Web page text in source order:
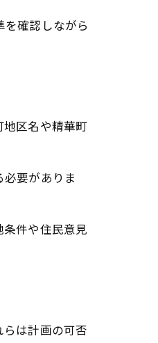
確認しながら
区名や精華町
要がありま
件や住民意見
は計画の可否